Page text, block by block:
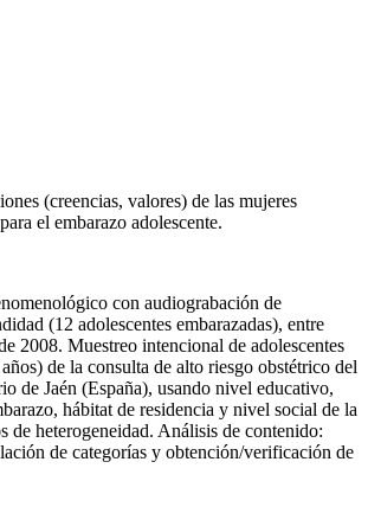
(creencias, valores) de las mujeres
el embarazo adolescente.
con audiograbación de
(12 adolescentes embarazadas), entre
2008. Muestreo intencional de adolescentes
de la consulta de alto riesgo obstétrico del
de Jaén (España), usando nivel educativo,
hábitat de residencia y nivel social de la
de heterogeneidad. Análisis de contenido:
de categorías y obtención/verificación de